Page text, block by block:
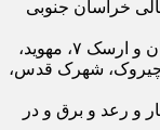
به ویژه در نیمه شمالی خراسان جنوبی
زارعی با اشاره به میزان بارندگی‌ها افزود: سرند فردوس ۲۵ میلی متر، فتح آباد فردوس ۱۱ میلی متر، خضری دشت بیاض و انارستانک ۱۰، فتح آباد خضری، دیهوک و کلاته سورگ ۸، باغستان و ارسک ۷، مهوید،
۴، معدن پروده، محمدآباد پسکوه، سه قلعه و کلاته گاویج ۳، فردوس، اسلامیه، چیروک، شهرک قدس،
و رعد و برق و در